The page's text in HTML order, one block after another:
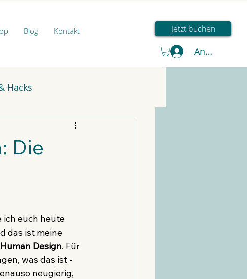
Blog Kontakt Jetzt buchen
Anmelden
Hacks
Die
ich euch heute
das ist meine
Human Design. Für
was das ist -
neugierig,